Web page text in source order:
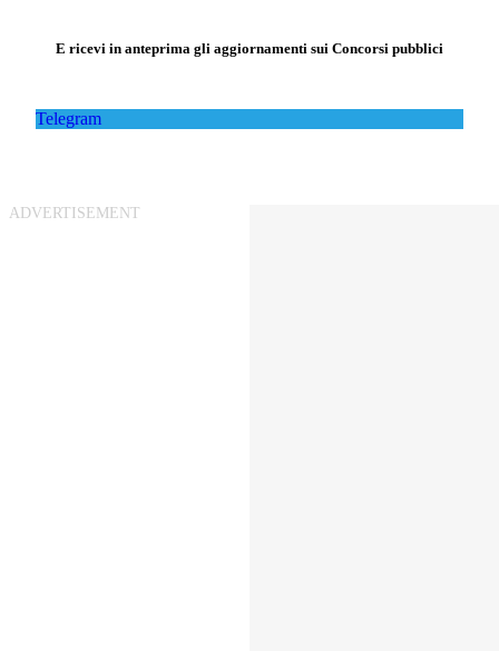
E ricevi in anteprima gli aggiornamenti sui Concorsi pubblici
Telegram